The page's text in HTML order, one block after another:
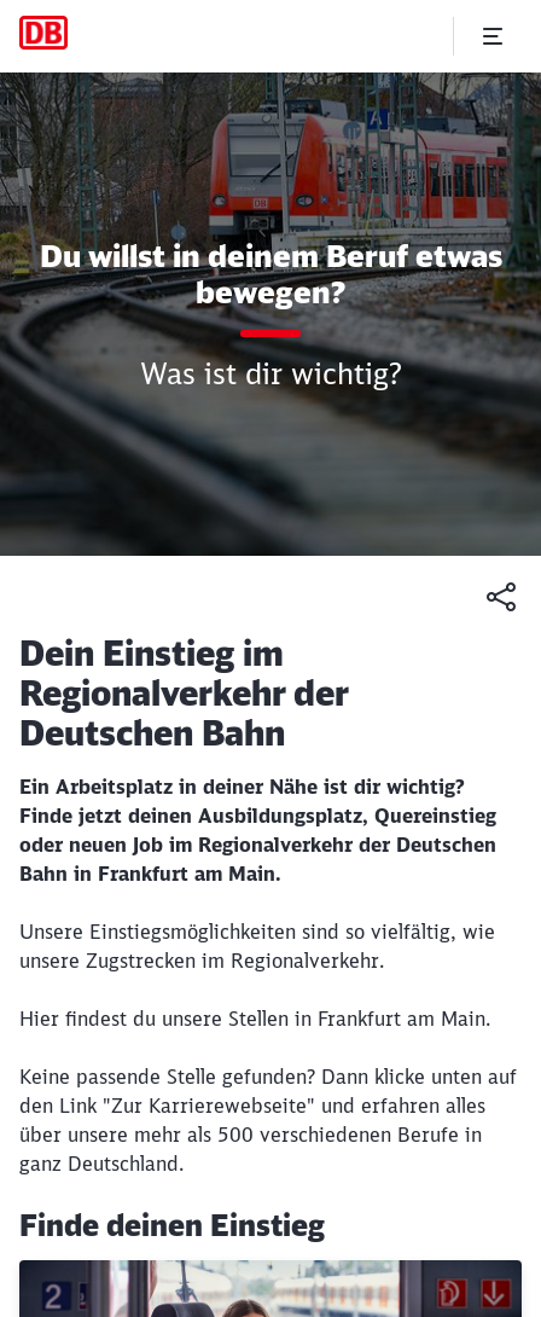
Dein Einstieg im
Du willst in deinem Beruf etwas
bewegen?
Was ist dir wichtig?
Artikel:
Dein Einstieg im
Regionalverkehr der
Deutschen Bahn
Ein Arbeitsplatz in deiner Nähe ist dir wichtig?
Finde jetzt deinen Ausbildungsplatz, Quereinstieg
oder neuen Job im Regionalverkehr der Deutschen
Bahn in Frankfurt am Main.
Unsere Einstiegsmöglichkeiten sind so vielfältig, wie
unsere Zugstrecken im Regionalverkehr.
Hier findest du unsere Stellen in Frankfurt am Main.
Keine passende Stelle gefunden? Dann klicke unten auf
den Link "Zur Karrierewebseite" und erfahren alles
über unsere mehr als 500 verschiedenen Berufe in
ganz Deutschland.
Finde deinen Einstieg